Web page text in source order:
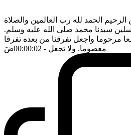
الحمد لله رب العالمين والصلاة
سيدنا محمد صلى الله عليه وسلم.
مرحوما واجعل تفرقنا من بعده تفرقا
معصوما. ولا تجعل - 00:00:02 ضَ